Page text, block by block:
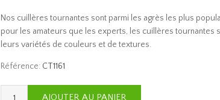
Nos cuillères tournantes sont parmi les agrès les plus
pour les amateurs que les experts, les cuillères tournantes
leurs variétés de couleurs et de textures.
Référence: CT1161